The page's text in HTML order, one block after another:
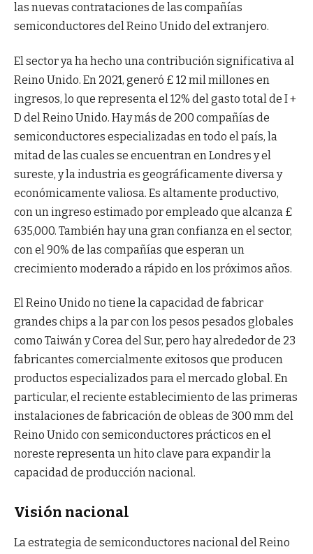
las nuevas contrataciones de las compañías
semiconductores del Reino Unido del extranjero.
El sector ya ha hecho una contribución significativa al
Reino Unido. En 2021, generó £ 12 mil millones en
ingresos, lo que representa el 12% del gasto total de I +
D del Reino Unido. Hay más de 200 compañías de
semiconductores especializadas en todo el país, la
mitad de las cuales se encuentran en Londres y el
sureste, y la industria es geográficamente diversa y
económicamente valiosa. Es altamente productivo,
con un ingreso estimado por empleado que alcanza £
635,000. También hay una gran confianza en el sector,
con el 90% de las compañías que esperan un
crecimiento moderado a rápido en los próximos años.
El Reino Unido no tiene la capacidad de fabricar
grandes chips a la par con los pesos pesados ​​globales
como Taiwán y Corea del Sur, pero hay alrededor de 23
fabricantes comercialmente exitosos que producen
productos especializados para el mercado global. En
particular, el reciente establecimiento de las primeras
instalaciones de fabricación de obleas de 300 mm del
Reino Unido con semiconductores prácticos en el
noreste representa un hito clave para expandir la
capacidad de producción nacional.
Visión nacional
La estrategia de semiconductores nacional del Reino